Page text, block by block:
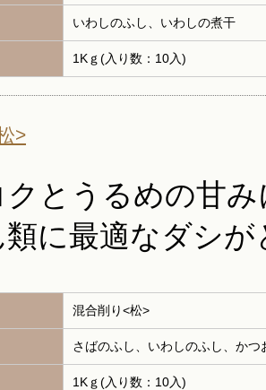
いわしのふし、いわしの煮干
1Kｇ(入り数：10入)
>
クとうるめの甘
に最適なダシが
混合削り<松>
さばのふし、いわしのふし、かつ
1Kｇ(入り数：10入)